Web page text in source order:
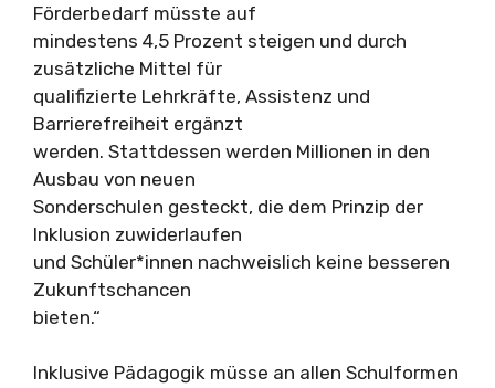
Förderbedarf müsste auf
mindestens 4,5 Prozent steigen und durch
zusätzliche Mittel für
qualifizierte Lehrkräfte, Assistenz und
Barrierefreiheit ergänzt
werden. Stattdessen werden Millionen in den
Ausbau von neuen
Sonderschulen gesteckt, die dem Prinzip der
Inklusion zuwiderlaufen
und Schüler*innen nachweislich keine besseren
Zukunftschancen
bieten.“
Inklusive Pädagogik müsse an allen Schulformen